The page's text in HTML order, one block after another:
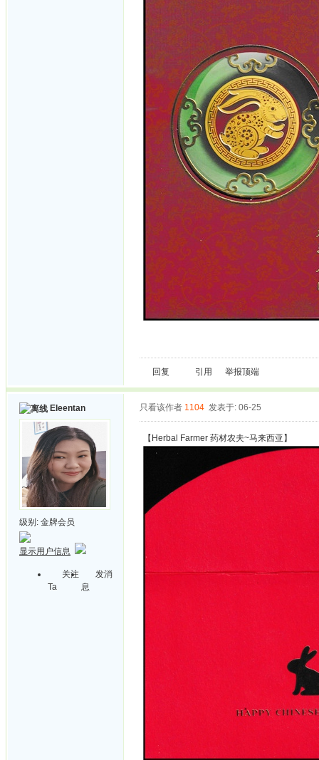
回复 引用 举报顶端
Eleentan
级别: 金牌会员
显示用户信息
关注
Ta
发消
息
只看该作者 1104 发表于: 06-25
【Herbal Farmer 药材农夫~马来西亚】